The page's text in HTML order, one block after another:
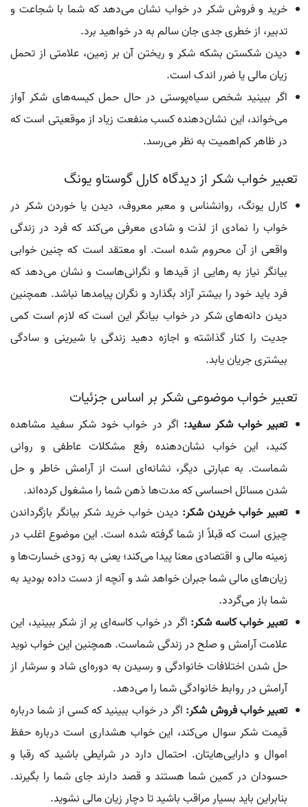
خرید و فروش شکر در خواب نشان می‌دهد که شما با شجاعت و
تدبیر، از خطری جدی جان سالم به در خواهید برد.
دیدن شکستن بشکه شکر و ریختن آن بر زمین، علامتی از تحمل
زیان مالی یا ضرر اندک است.
اگر ببینید شخص سیاه‌پوستی در حال حمل کیسه‌های شکر آواز
می‌خواند، این نشان‌دهنده کسب منفعت زیاد از موقعیتی است که
در ظاهر کم‌اهمیت به نظر می‌رسد.
تعبیر خواب شکر از دیدگاه کارل گوستاو یونگ
کارل یونگ، روانشناس و معبر معروف، دیدن یا خوردن شکر در
خواب را نمادی از لذت و شادی معرفی می‌کند که فرد در زندگی
واقعی از آن محروم شده است. او معتقد است که چنین خوابی
بیانگر نیاز به رهایی از قیدها و نگرانی‌هاست و نشان می‌دهد که
فرد باید خود را بیشتر آزاد بگذارد و نگران پیامدها نباشد. همچنین
دیدن دانه‌های شکر در خواب بیانگر این است که لازم است کمی
جدیت را کنار گذاشته و اجازه دهید زندگی با شیرینی و سادگی
بیشتری جریان یابد.
تعبیر خواب موضوعی شکر بر اساس جزئیات
تعبیر خواب شکر سفید: اگر در خواب خود شکر سفید مشاهده
کنید، این خواب نشان‌دهنده رفع مشکلات عاطفی و روانی
شماست. به عبارتی دیگر، نشانه‌ای است از آرامش خاطر و حل
شدن مسائل احساسی که مدت‌ها ذهن شما را مشغول کرده‌اند.
تعبیر خواب خریدن شکر: دیدن خواب خرید شکر بیانگر بازگرداندن
چیزی است که قبلاً از شما گرفته شده است. این موضوع اغلب در
زمینه مالی و اقتصادی معنا پیدا می‌کند؛ یعنی به زودی خسارت‌ها و
زیان‌های مالی شما جبران خواهد شد و آنچه از دست داده بودید به
شما باز می‌گردد.
تعبیر خواب کاسه شکر: اگر در خواب کاسه‌ای پر از شکر ببینید، این
علامت آرامش و صلح در زندگی شماست. همچنین این خواب نوید
حل شدن اختلافات خانوادگی و رسیدن به دوره‌ای شاد و سرشار از
آرامش در روابط خانوادگی شما را می‌دهد.
تعبیر خواب فروش شکر: اگر در خواب ببینید که کسی از شما درباره
قیمت شکر سوال می‌کند، این خواب هشداری است درباره حفظ
اموال و دارایی‌هایتان. احتمال دارد در شرایطی باشید که رقبا و
حسودان در کمین شما هستند و قصد دارند جای شما را بگیرند.
بنابراین باید بسیار مراقب باشید تا دچار زیان مالی نشوید.